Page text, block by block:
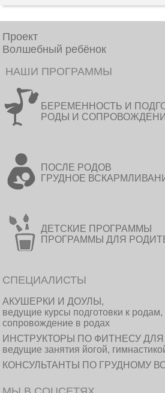
Проект
Волшебный ребёнок
НАШИ ПРОГРАММЫ
БЕРЕМЕННОСТЬ И
РОДЫ И
ПОСЛЕ РОДОВ
ГРУДНОЕ
ДЕТСКИЕ ПРОГРАММЫ
ПРОГРАММЫ ДЛЯ
СПЕЦИАЛИСТЫ
АКУШЕРКИ И ДОУЛЫ,
ведущие курсы подготовки к родам,
сопровождение в родах
ИНСТРУКТОРЫ ПО ФИТНЕСУ
ведущие занятия йогой,
КОНСУЛЬТАНТЫ ПО ГРУДНОМУ